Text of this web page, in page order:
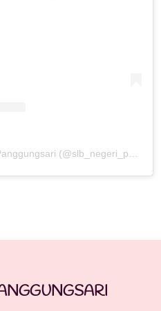
A post shared by Slb Negeri Panggungsari (@slb_negeri_panggungsari)